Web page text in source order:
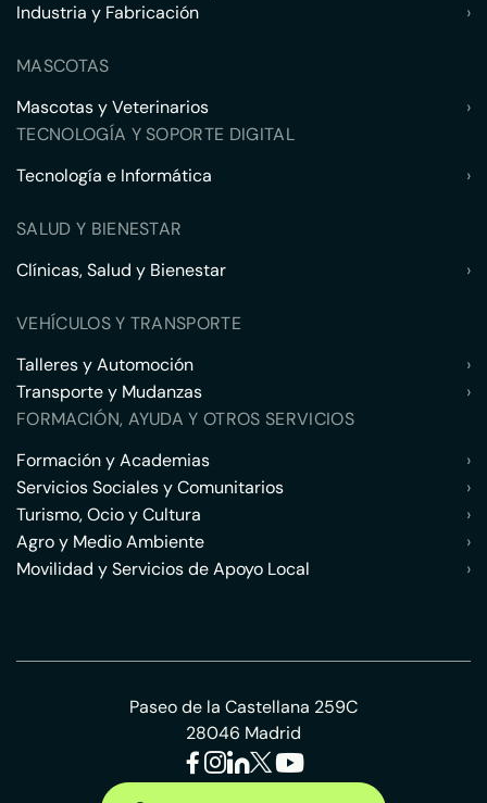
Industria y Fabricación
›
MASCOTAS
Mascotas y Veterinarios
›
TECNOLOGÍA Y SOPORTE DIGITAL
Tecnología e Informática
›
SALUD Y BIENESTAR
Clínicas, Salud y Bienestar
›
VEHÍCULOS Y TRANSPORTE
Talleres y Automoción
›
Transporte y Mudanzas
›
FORMACIÓN, AYUDA Y OTROS SERVICIOS
Formación y Academias
›
Servicios Sociales y Comunitarios
›
Turismo, Ocio y Cultura
›
Agro y Medio Ambiente
›
Movilidad y Servicios de Apoyo Local
›
Paseo de la Castellana 259C
28046 Madrid